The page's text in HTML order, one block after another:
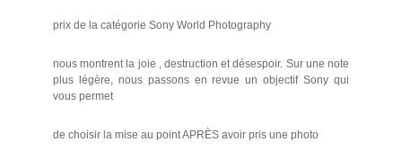
prix de la catégorie Sony World Photography
nous montrent la joie , destruction et désespoir. Sur une note
plus légère, nous passons en revue un objectif Sony qui
vous permet
de choisir la mise au point APRÈS avoir pris une photo